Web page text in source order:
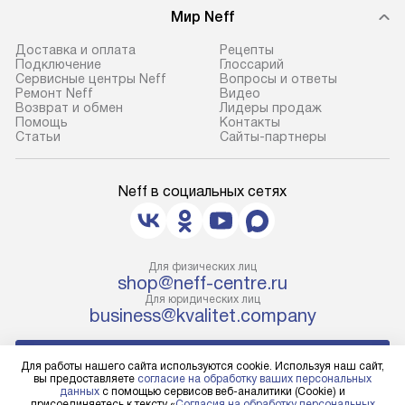
Мир Neff
Доставка и оплата
Подключение
Сервисные центры Neff
Ремонт Neff
Возврат и обмен
Помощь
Статьи
Рецепты
Глоссарий
Вопросы и ответы
Видео
Лидеры продаж
Контакты
Сайты-партнеры
Neff в социальных сетях
Для физических лиц
shop@neff-centre.ru
Для юридических лиц
business@kvalitet.company
Для работы нашего сайта используются cookie. Используя наш сайт,
вы предоставляете согласие на обработку ваших персональных
данных с помощью сервисов веб-аналитики (Cookie) и